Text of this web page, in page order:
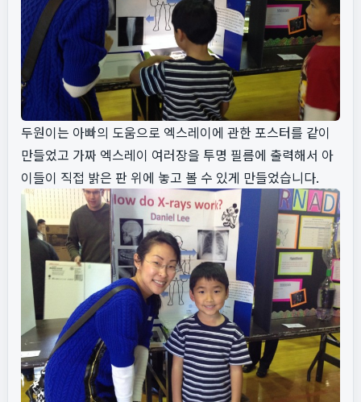
두원이는 아빠의 도움으로 엑스레이에 관한 포스터를 같이
만들었고 가짜 엑스레이 여러장을 투명 필름에 출력해서 아
이들이 직접 밝은 판 위에 놓고 볼 수 있게 만들었습니다.